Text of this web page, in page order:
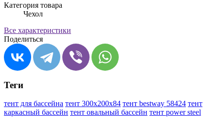
Категория товара
Чехол
Все характеристики
Поделиться
Теги
тент для бассейна тент 300х200х84 тент bestway 58424 тент
каркасный бассейн тент овальный бассейн тент power steel